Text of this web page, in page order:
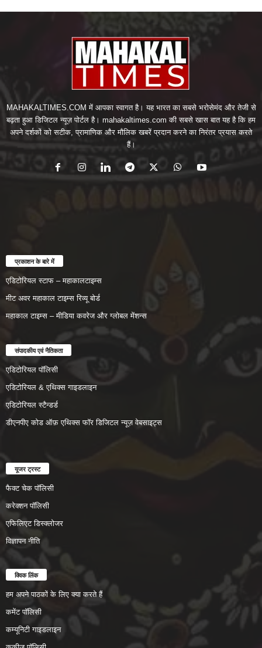
MAHAKALTIMES.COM में आपका स्वागत है। यह भारत का सबसे भरोसेमंद और तेजी से
बढ़ता हुआ डिजिटल न्यूज़ पोर्टल है। mahakaltimes.com की सबसे खास बात यह है कि हम
अपने दर्शकों को सटीक, प्रामाणिक और मौलिक खबरें प्रदान करने का निरंतर प्रयास करते
हैं।
प्रकाशन के बारे में
एडिटोरियल स्टाफ – महाकालटाइम्स
मीट अवर महाकाल टाइम्स रिव्यू बोर्ड
महाकाल टाइम्स – मीडिया कवरेज और ग्लोबल मेंशन्स
संपादकीय एवं नैतिकता
एडिटोरियल पॉलिसी
एडिटोरियल & एथिक्स गाइडलाइन
एडिटोरियल स्टैन्डर्ड
डीएनपीए कोड ऑफ़ एथिक्स फॉर डिजिटल न्यूज़ वेबसाइट्स
यूजर ट्रस्ट
फैक्ट चेक पॉलिसी
करेक्शन पॉलिसी
एफिलिएट डिस्क्लोजर
विज्ञापन नीति
क्विक लिंक
हम अपने पाठकों के लिए क्या करते हैं
कमेंट पॉलिसी
कम्यूनिटी गाइडलाइन